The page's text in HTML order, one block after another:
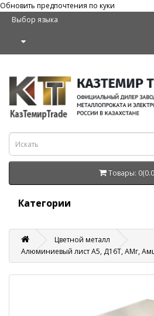
Обновить предпочтения по куки
Выбор языка
Товары:
Категории
Цветной металл
Алюминиевый лист А5, Д16Т, АМг,